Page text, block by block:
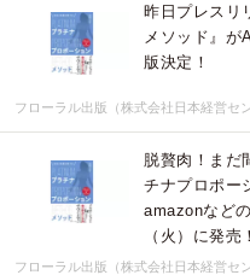
昨日プレスリ
メソッド』が
版決定！
フローラル出版（株式会社日本経営セ
脱贅肉！まだ
チナプロポー
amazonなど
（火）に発売！
フローラル出版（株式会社日本経営セ